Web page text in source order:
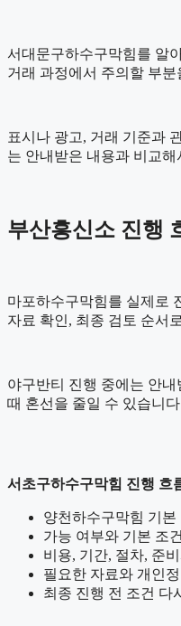
서대문구하수구막힘를 알
거래 과정에서 주의할 부
표시나 광고, 거래 기준과
는 안내받은 내용과 비교
부산흥신소 진행
마포하수구막힘를 실제로
자료 확인, 최종 검토 순서
야구반티 진행 중에는 안
때 혼선을 줄일 수 있습니
서초구하수구막힘 진행 흐
양천하수구막힘 기
가능 여부와 기본 조
비용, 기간, 절차, 준
필요한 자료와 개인
최종 진행 전 조건 다